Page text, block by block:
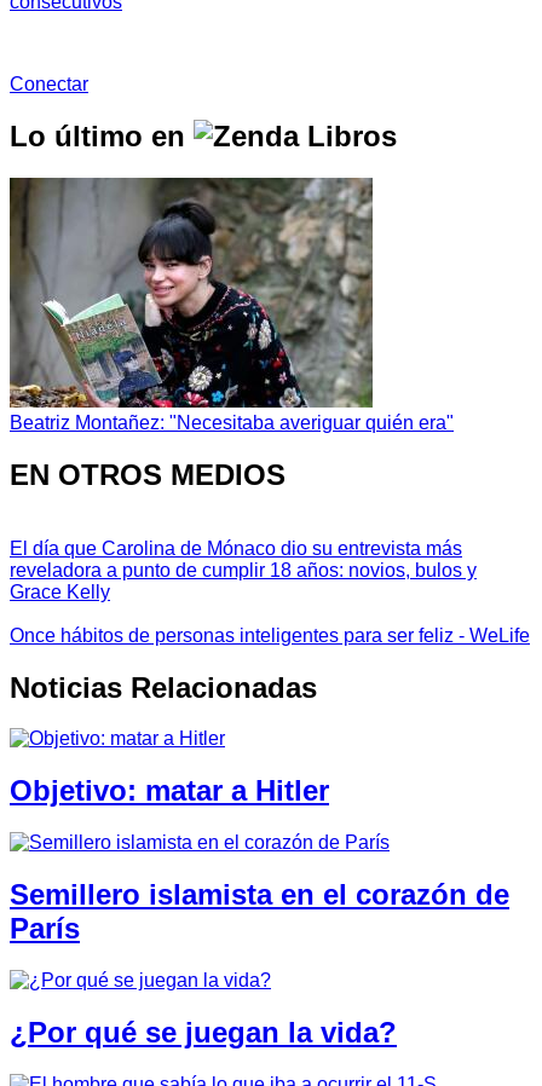
Conectar
Lo último en
Beatriz Montañez: "Necesitaba averiguar quién era"
EN OTROS MEDIOS
El día que Carolina de Mónaco dio su entrevista más
reveladora a punto de cumplir 18 años: novios, bulos y
Grace Kelly
Once hábitos de personas inteligentes para ser feliz - WeLife
Noticias Relacionadas
Objetivo: matar a Hitler
Semillero islamista en el corazón de
París
¿Por qué se juegan la vida?